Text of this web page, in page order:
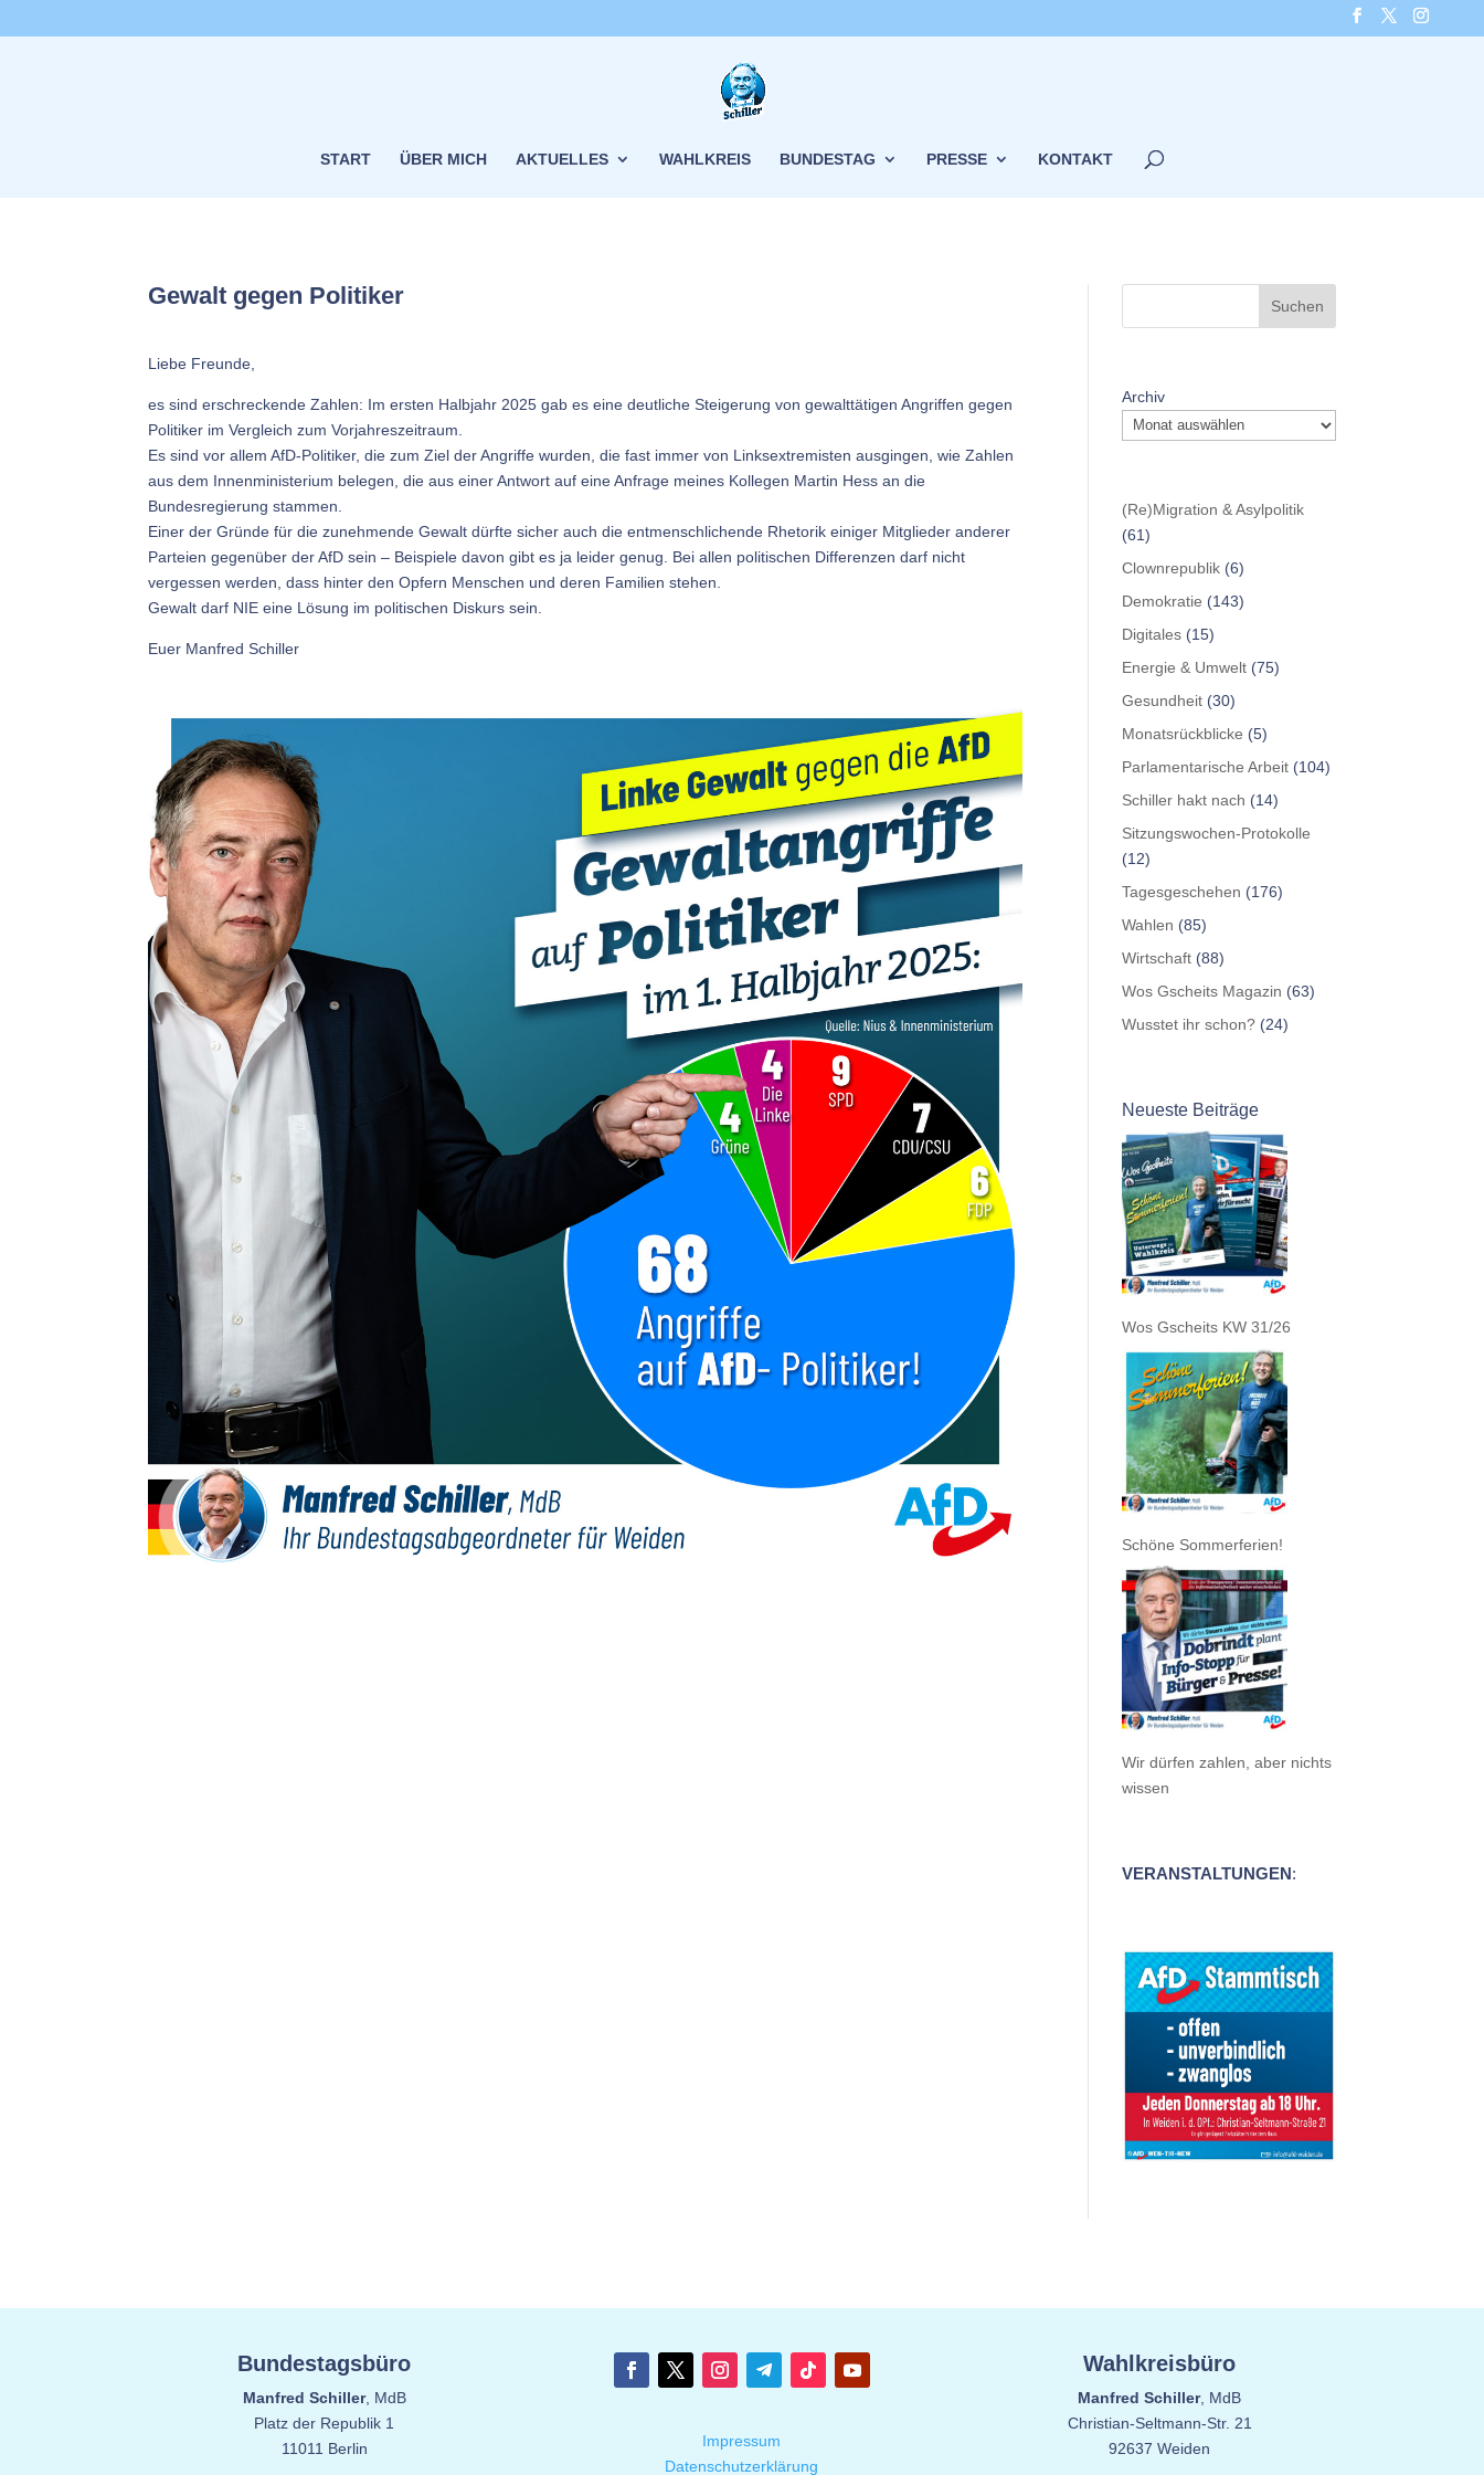
START ÜBER MICH AKTUELLES WAHLKREIS BUNDESTAG PRESSE KONTAKT
Gewalt gegen Politiker
Liebe Freunde,
es sind erschreckende Zahlen: Im ersten Halbjahr 2025 gab es eine deutliche Steigerung von gewalttätigen Angriffen gegen
Politiker im Vergleich zum Vorjahreszeitraum.
Es sind vor allem AfD-Politiker, die zum Ziel der Angriffe wurden, die fast immer von Linksextremisten ausgingen, wie Zahlen
aus dem Innenministerium belegen, die aus einer Antwort auf eine Anfrage meines Kollegen Martin Hess an die
Bundesregierung stammen.
Einer der Gründe für die zunehmende Gewalt dürfte sicher auch die entmenschlichende Rhetorik einiger Mitglieder anderer
Parteien gegenüber der AfD sein – Beispiele davon gibt es ja leider genug. Bei allen politischen Differenzen darf nicht
vergessen werden, dass hinter den Opfern Menschen und deren Familien stehen.
Gewalt darf NIE eine Lösung im politischen Diskurs sein.
Euer Manfred Schiller
Suchen
Archiv
(Re)Migration & Asylpolitik
(61)
Clownrepublik (6)
Demokratie (143)
Digitales (15)
Energie & Umwelt (75)
Gesundheit (30)
Monatsrückblicke (5)
Parlamentarische Arbeit (104)
Schiller hakt nach (14)
Sitzungswochen-Protokolle
(12)
Tagesgeschehen (176)
Wahlen (85)
Wirtschaft (88)
Wos Gscheits Magazin (63)
Wusstet ihr schon? (24)
Neueste Beiträge
Wos Gscheits KW 31/26
Schöne Sommerferien!
Wir dürfen zahlen, aber nichts
wissen
VERANSTALTUNGEN:
Bundestagsbüro
Manfred Schiller, MdB
Platz der Republik 1
11011 Berlin
Impressum
Datenschutzerklärung
Wahlkreisbüro
Manfred Schiller, MdB
Christian-Seltmann-Str. 21
92637 Weiden